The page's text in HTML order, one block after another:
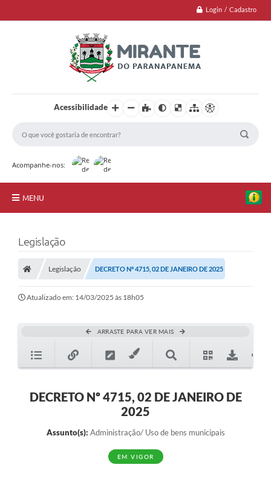
Login / Cadastro
Acessibilidade
Acompanhe-nos:
MENU
Principal
A Nossa Cidade
Transparência
Secretarias
Secretarias
Legislação
Legislação DECRETO Nº 4715, 02 DE JANEIRO DE 2025
Atualizado em: 14/03/2025 às 18h05
ARRASTE PARA VER MAIS
DECRETO Nº 4715, 02 DE JANEIRO DE
2025
Assunto(s): Administração/ Uso de bens municipais
EM VIGOR